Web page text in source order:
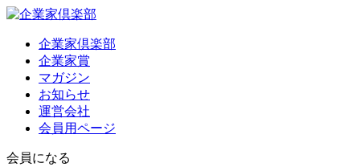
企業家倶楽部
企業家賞
マガジン
お知らせ
運営会社
会員用ページ
会員になる